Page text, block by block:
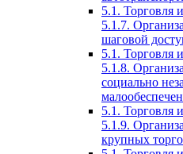
5.1. Торговля
5.1.7.
шаговой
5.1. Торговля
5.1.8.
социально
5.1. Торговля
5.1.9.
крупных